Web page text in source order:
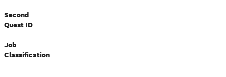
Second
Quest ID
Job
Classification